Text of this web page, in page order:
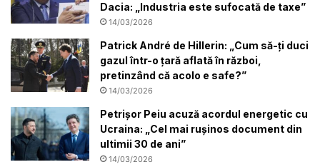
Dacia: „Industria este sufocată de taxe”
14/03/2026
Patrick André de Hillerin: „Cum să-ți duci
gazul într-o țară aflată în război,
pretinzând că acolo e safe?”
14/03/2026
Petrișor Peiu acuză acordul energetic cu
Ucraina: „Cel mai rușinos document din
ultimii 30 de ani”
14/03/2026